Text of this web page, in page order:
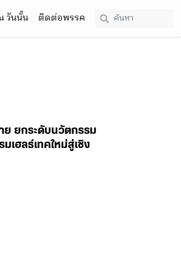
วันนั้น ติดต่อพรรค
ย ยกระดับนวัตกรรม
ฮลธ์เทคใหม่สู่เชิง